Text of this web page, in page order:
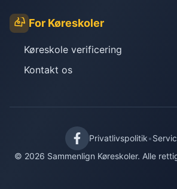
For Køreskoler
Køreskole verificering
Kontakt os
Privatlivspolitik•
© 2026 Sammenlign Køreskoler. Alle